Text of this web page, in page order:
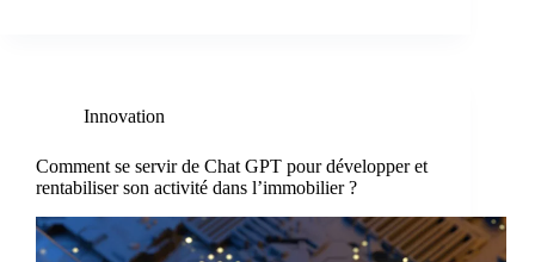
Innovation
Comment se servir de Chat GPT pour développer et
rentabiliser son activité dans l’immobilier ?